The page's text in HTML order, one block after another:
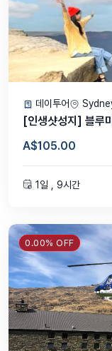
♬ 어린이를 위한 카시
호주에서는 12인승 이
전 요청해 주시면 무
내 주세요.
립니다.
⭕ 투어 날짜 변경일
합니다.
니다.
데이투어
[인생샷성지] 블루
A$105.00
1일 , 9시간
0.00% OFF